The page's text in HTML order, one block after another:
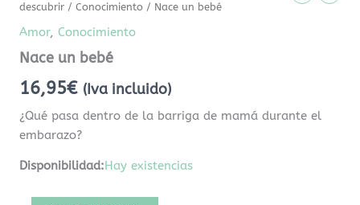
descubrir /Conocimiento / Nace un bebé
Amor,Conocimiento
Nace un bebé
16,95€ (Iva incluido)
¿Qué pasa dentro de la barriga de mamá durante el
embarazo?
Disponibilidad:Hay existencias